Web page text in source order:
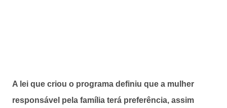
A lei que criou o programa definiu que a mulher
responsável pela família terá preferência, assim